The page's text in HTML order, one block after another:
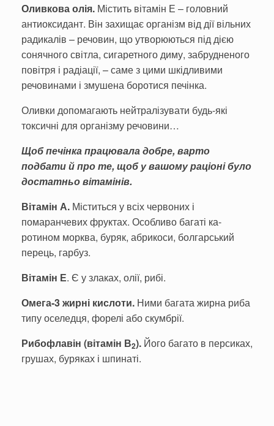
Оливкова олія. Містить вітамін Е – голо­вний
антиоксидант. Він захи­щає організм від дії вільних
радикалів – речовин, що утво­рюються під дією
сонячного світла, сигаретного диму, за­брудненого
повітря і радіації, – саме з цими шкідливими
речовинами і змушена боро­тися печінка.
Оливки допомагають ней­тралізувати будь-які
токсичні для організму речовини…
Щоб печінка працювала добре, варто
подбати й про те, щоб у вашому раціоні було
достатньо вітамінів.
Вітамін А. Міститься у всіх червоних і
помаранчевих фруктах. Особливо багаті ка­
ротином морква, буряк, абри­коси, болгарський
перець, гарбуз.
Вітамін Е. Є у злаках, олії, рибі.
Омега-3 жирні кислоти. Ними багата жирна риба
типу оселедця, форелі або скумб­рії.
Рибофлавін (вітамін В2). Його багато в персиках,
гру­шах, буряках і шпинаті.